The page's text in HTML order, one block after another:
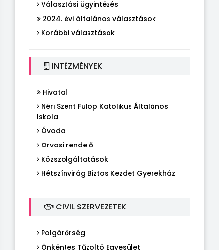
Választási ügyintézés
2024. évi általános választások
Korábbi választások
INTÉZMÉNYEK
Hivatal
Néri Szent Fülöp Katolikus Általános
Iskola
Óvoda
Orvosi rendelő
Közszolgáltatások
Hétszínvirág Biztos Kezdet Gyerekház
CIVIL SZERVEZETEK
Polgárőrség
Önkéntes Tűzoltó Egyesület